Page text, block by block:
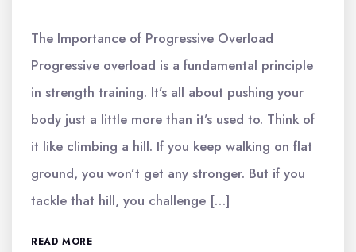
The Importance of Progressive Overload
Progressive overload is a fundamental principle
in strength training. It’s all about pushing your
body just a little more than it’s used to. Think of
it like climbing a hill. If you keep walking on flat
ground, you won’t get any stronger. But if you
tackle that hill, you challenge […]
READ MORE